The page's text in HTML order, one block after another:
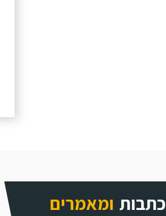
כתבות ומאמרים